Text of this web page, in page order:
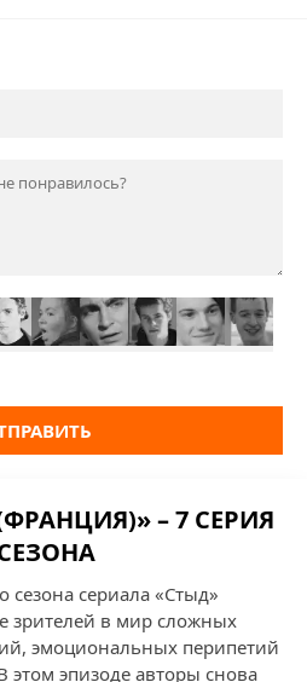
– 7 СЕРИЯ
сезона сериала «Стыд»
зрителей в мир сложных
эмоциональных перипетий
эпизоде авторы снова